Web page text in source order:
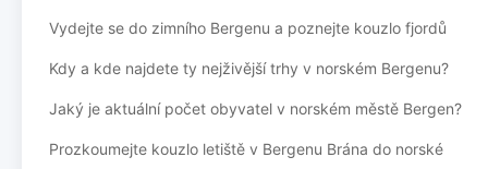
Vydejte se do zimního Bergenu a poznejte kouzlo fjordů
Kdy a kde najdete ty nejživější trhy v norském Bergenu?
Jaký je aktuální počet obyvatel v norském městě Bergen?
Prozkoumejte kouzlo letiště v Bergenu Brána do norské